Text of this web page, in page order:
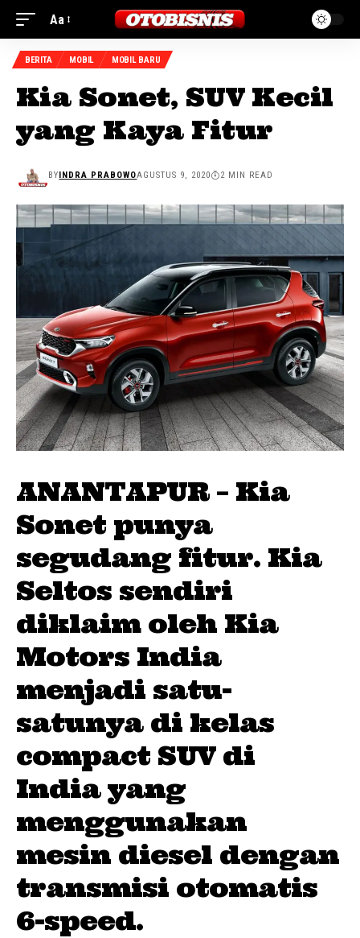
Aa
BERITA MOBIL MOBIL BARU
Kia Sonet, SUV Kecil
yang Kaya Fitur
BYINDRA PRABOWOAGUSTUS 9, 2020 2 MIN READ
ANANTAPUR – Kia
Sonet punya
segudang fitur. Kia
Seltos sendiri
diklaim oleh Kia
Motors India
menjadi satu-
satunya di kelas
compact SUV di
India yang
menggunakan
mesin diesel dengan
transmisi otomatis
6-speed.